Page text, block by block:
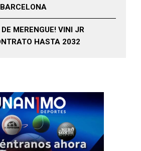
MERENGUE! VINI JR
HASTA 2032